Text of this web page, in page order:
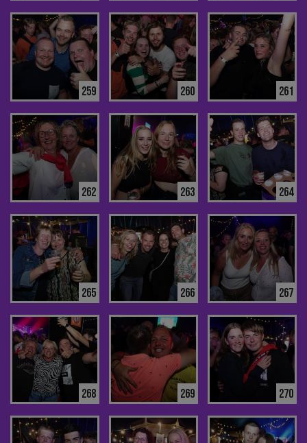
259 260 261
262 263 264
265 266 267
268 269 270